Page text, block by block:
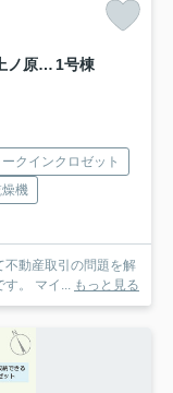
仲介手数料不要 リナージュ合志市須屋上ノ原【西合志南小・西合志南中】 1号棟
クインクロゼット
機
不動産取引の問題を解
決のお手伝いをする、合志市の不動産仲介会社です。 マイ... もっと見る